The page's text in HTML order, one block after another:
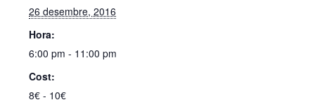
26 desembre, 2016
Hora:
6:00 pm - 11:00 pm
Cost:
8€ - 10€